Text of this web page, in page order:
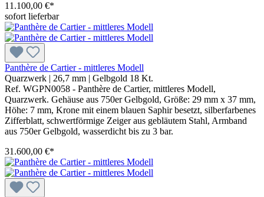
11.100,00 €*
sofort lieferbar
Panthère de Cartier - mittleres Modell
Quarzwerk | 26,7 mm | Gelbgold 18 Kt.
Ref. WGPN0058 - Panthère de Cartier, mittleres Modell,
Quarzwerk. Gehäuse aus 750er Gelbgold, Größe: 29 mm x 37 mm,
Höhe: 7 mm, Krone mit einem blauen Saphir besetzt, silberfarbenes
Zifferblatt, schwertförmige Zeiger aus gebläutem Stahl, Armband
aus 750er Gelbgold, wasserdicht bis zu 3 bar.
31.600,00 €*